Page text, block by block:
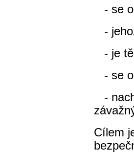
- se
-
- je
- se
-
Cílem